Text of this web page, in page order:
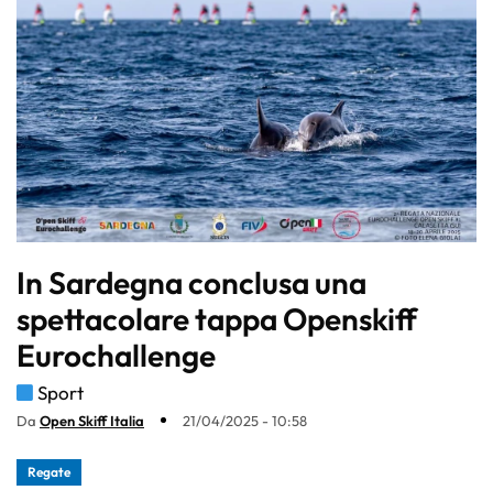
In Sardegna conclusa una
spettacolare tappa Openskiff
Eurochallenge
Sport
Da Open Skiff Italia 21/04/2025 - 10:58
Regate